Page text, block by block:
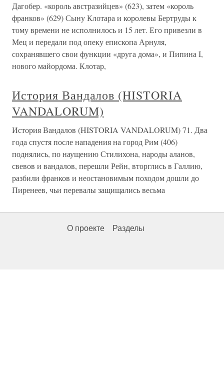
Дагобер. «король австразийцев» (623), затем «король
франков» (629) Сыну Клотара и королевы Бертруды к
тому времени не исполнилось и 15 лет. Его привезли в
Мец и передали под опеку епископа Арнуля,
сохранявшего свои функции «друга дома», и Пипина I,
нового майордома. Клотар,
История Вандалов (HISTORIA
VANDALORUM)
История Вандалов (HISTORIA VANDALORUM) 71. Два
года спустя после нападения на город Рим (406)
поднялись, по наущению Стилихона, народы аланов,
свевов и вандалов, перешли Рейн, вторглись в Галлию,
разбили франков и неостановимым походом дошли до
Пиренеев, чьи перевалы защищались весьма
О проекте Разделы